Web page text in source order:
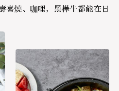
喜燒、咖哩，黑樺牛都能在日